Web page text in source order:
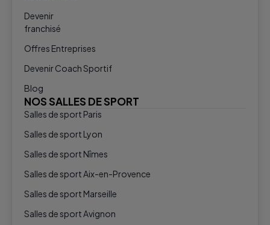
Devenir
franchisé
Offres Entreprises
Devenir Coach Sportif
Blog
NOS SALLES DE SPORT
Salles de sport Paris
Salles de sport Lyon
Salles de sport Nîmes
Salles de sport Aix-en-Provence
Salles de sport Marseille
Salles de sport Avignon